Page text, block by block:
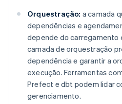
Orquestração: a camada
dependências e
depende do carregamento
camada de orquestração
dependência e garantir a
execução. Ferramentas
Prefect e dbt podem lidar
gerenciamento.